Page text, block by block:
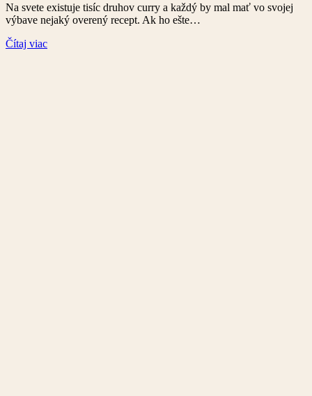
Na svete existuje tisíc druhov curry a každý by mal mať vo svojej
výbave nejaký overený recept. Ak ho ešte…
Čítaj viac